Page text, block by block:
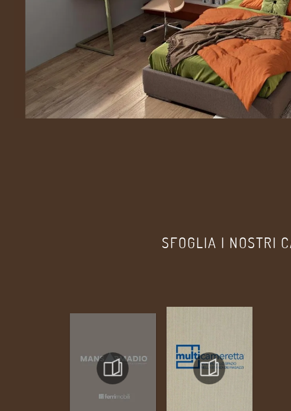
SFOGLIA I NOSTRI